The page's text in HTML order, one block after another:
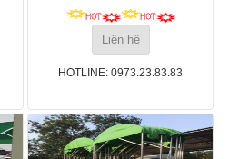
Liên hệ
HOTLINE: 0973.23.83.83